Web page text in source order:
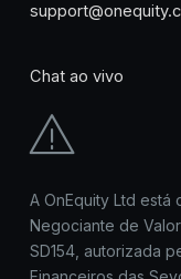
Chat ao vivo
A OnEquity Ltd está
Negociante de
SD154, autorizada